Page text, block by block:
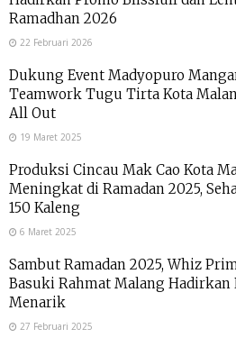
Ramadhan 2026
22 Februari 2026
Dukung Event Madyopuro
Teamwork Tugu Tirta Kota
All Out
19 Maret 2025
Produksi Cincau Mak Cao Kota
Meningkat di Ramadan 2025,
150 Kaleng
6 Maret 2025
Sambut Ramadan 2025, Whiz
Basuki Rahmat Malang Hadirkan
Menarik
27 Februari 2025